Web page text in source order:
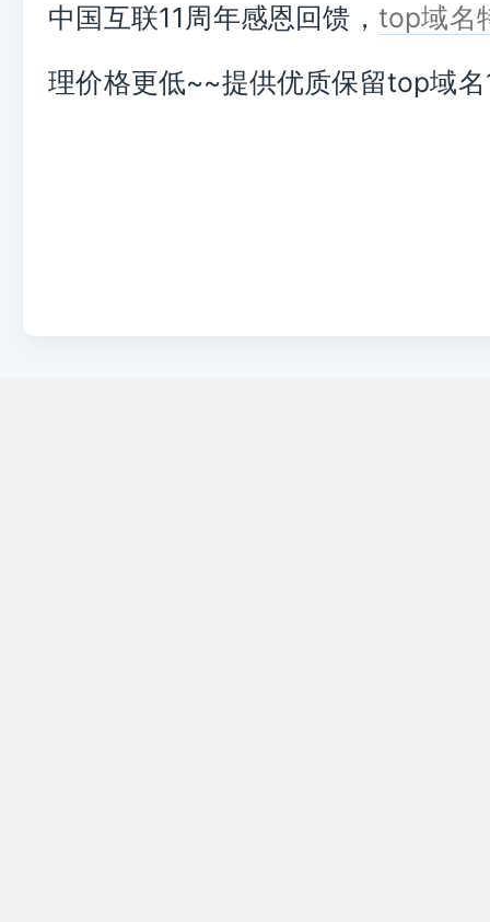
中国互联11周年感恩回馈， top域名
理价格更低~~提供优质保留top域